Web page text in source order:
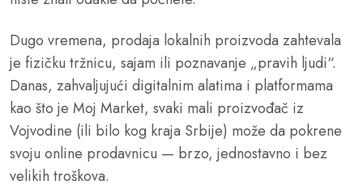
Dugo vremena, prodaja lokalnih proizvoda zahtevala
je fizičku tržnicu, sajam ili poznavanje „pravih ljudi“.
Danas, zahvaljujući digitalnim alatima i platformama
kao što je Moj Market, svaki mali proizvođač iz
Vojvodine (ili bilo kog kraja Srbije) može da pokrene
svoju online prodavnicu — brzo, jednostavno i bez
velikih troškova.